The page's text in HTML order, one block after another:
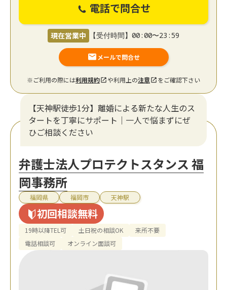
電話で問合せ
現在営業中 【受付時間】00:00〜23:59
メールで問合せ
※ご利用の際には利用規約 や利用上の注意 をご確認下さい
【天神駅徒歩1分】離婚による新たな人生のス
タートを丁寧にサポート｜一人で悩まずにぜ
ひご相談ください
弁護士法人プロテクトスタンス 福
岡事務所
福岡県 福岡市 天神駅
初回相談無料
19時以降TEL可 土日祝の相談OK
来所不要
電話相談可
オンライン面談可